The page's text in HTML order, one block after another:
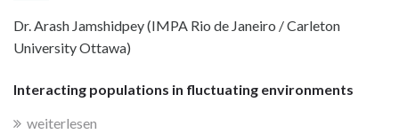
Dr. Arash Jamshidpey (IMPA Rio de Janeiro / Carleton
University Ottawa)
Interacting populations in fluctuating environments
weiterlesen